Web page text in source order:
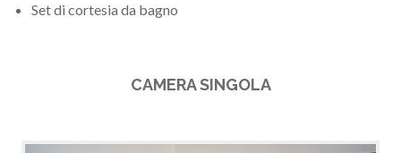
Set di cortesia da bagno
CAMERA SINGOLA